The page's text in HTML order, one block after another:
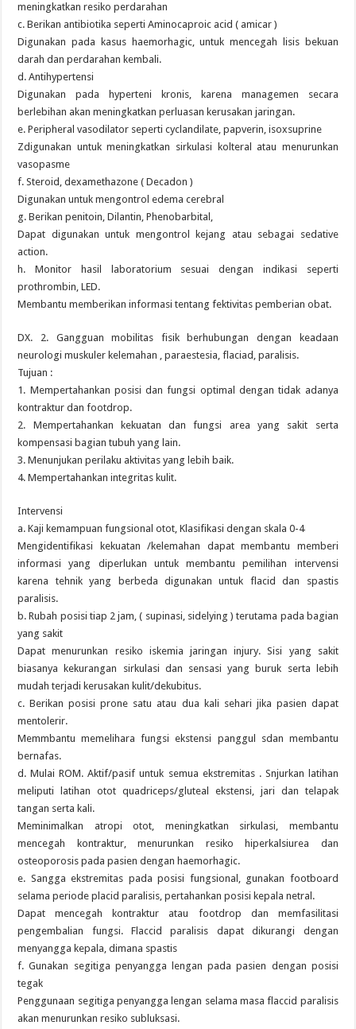
meningkatkan resiko perdarahan
c. Berikan antibiotika seperti Aminocaproic acid ( amicar )
Digunakan pada kasus haemorhagic, untuk mencegah lisis bekuan
darah dan perdarahan kembali.
d. Antihypertensi
Digunakan pada hyperteni kronis, karena managemen secara
berlebihan akan meningkatkan perluasan kerusakan jaringan.
e. Peripheral vasodilator seperti cyclandilate, papverin, isoxsuprine
Zdigunakan untuk meningkatkan sirkulasi kolteral atau menurunkan
vasopasme
f. Steroid, dexamethazone ( Decadon )
Digunakan untuk mengontrol edema cerebral
g. Berikan penitoin, Dilantin, Phenobarbital,
Dapat digunakan untuk mengontrol kejang atau sebagai sedative
action.
h. Monitor hasil laboratorium sesuai dengan indikasi seperti
prothrombin, LED.
Membantu memberikan informasi tentang fektivitas pemberian obat.
DX. 2. Gangguan mobilitas fisik berhubungan dengan keadaan
neurologi muskuler kelemahan , paraestesia, flaciad, paralisis.
Tujuan :
1. Mempertahankan posisi dan fungsi optimal dengan tidak adanya
kontraktur dan footdrop.
2. Mempertahankan kekuatan dan fungsi area yang sakit serta
kompensasi bagian tubuh yang lain.
3. Menunjukan perilaku aktivitas yang lebih baik.
4. Mempertahankan integritas kulit.
Intervensi
a. Kaji kemampuan fungsional otot, Klasifikasi dengan skala 0-4
Mengidentifikasi kekuatan /kelemahan dapat membantu memberi
informasi yang diperlukan untuk membantu pemilihan intervensi
karena tehnik yang berbeda digunakan untuk flacid dan spastis
paralisis.
b. Rubah posisi tiap 2 jam, ( supinasi, sidelying ) terutama pada bagian
yang sakit
Dapat menurunkan resiko iskemia jaringan injury. Sisi yang sakit
biasanya kekurangan sirkulasi dan sensasi yang buruk serta lebih
mudah terjadi kerusakan kulit/dekubitus.
c. Berikan posisi prone satu atau dua kali sehari jika pasien dapat
mentolerir.
Memmbantu memelihara fungsi ekstensi panggul sdan membantu
bernafas.
d. Mulai ROM. Aktif/pasif untuk semua ekstremitas . Snjurkan latihan
meliputi latihan otot quadriceps/gluteal ekstensi, jari dan telapak
tangan serta kali.
Meminimalkan atropi otot, meningkatkan sirkulasi, membantu
mencegah kontraktur, menurunkan resiko hiperkalsiurea dan
osteoporosis pada pasien dengan haemorhagic.
e. Sangga ekstremitas pada posisi fungsional, gunakan footboard
selama periode placid paralisis, pertahankan posisi kepala netral.
Dapat mencegah kontraktur atau footdrop dan memfasilitasi
pengembalian fungsi. Flaccid paralisis dapat dikurangi dengan
menyangga kepala, dimana spastis
f. Gunakan segitiga penyangga lengan pada pasien dengan posisi
tegak
Penggunaan segitiga penyangga lengan selama masa flaccid paralisis
akan menurunkan resiko subluksasi.